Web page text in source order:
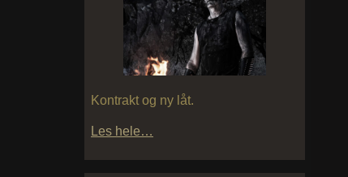
Kontrakt og ny låt.
Les hele…